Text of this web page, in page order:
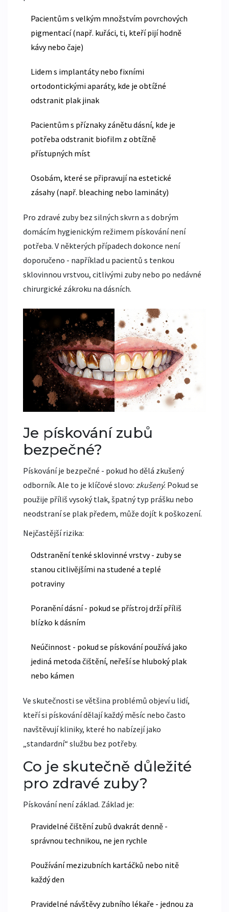
Pacientům s velkým množstvím povrchových
pigmentací (např. kuřáci, ti, kteří pijí hodně
kávy nebo čaje)
Lidem s implantáty nebo fixními
ortodontickými aparáty, kde je obtížné
odstranit plak jinak
Pacientům s příznaky zánětu dásní, kde je
potřeba odstranit biofilm z obtížně
přístupných míst
Osobám, které se připravují na estetické
zásahy (např. bleaching nebo lamináty)
Pro zdravé zuby bez silných skvrn a s dobrým
domácím hygienickým režimem pískování není
potřeba. V některých případech dokonce není
doporučeno - například u pacientů s tenkou
sklovinnou vrstvou, citlivými zuby nebo po nedávné
chirurgické zákroku na dásních.
Je pískování zubů
bezpečné?
Pískování je bezpečné - pokud ho dělá zkušený
odborník. Ale to je klíčové slovo: zkušený. Pokud se
použije příliš vysoký tlak, špatný typ prášku nebo
neodstraní se plak předem, může dojít k poškození.
Nejčastější rizika:
Odstranění tenké sklovinné vrstvy - zuby se
stanou citlivějšími na studené a teplé
potraviny
Poranění dásní - pokud se přístroj drží příliš
blízko k dásním
Neúčinnost - pokud se pískování používá jako
jediná metoda čištění, neřeší se hluboký plak
nebo kámen
Ve skutečnosti se většina problémů objeví u lidí,
kteří si pískování dělají každý měsíc nebo často
navštěvují kliniky, které ho nabízejí jako
„standardní“ službu bez potřeby.
Co je skutečně důležité
pro zdravé zuby?
Pískování není základ. Základ je:
Pravidelné čištění zubů dvakrát denně -
správnou technikou, ne jen rychle
Používání mezizubních kartáčků nebo nitě
každý den
Pravidelné návštěvy zubního lékaře - jednou za